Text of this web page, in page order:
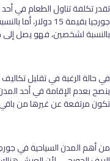
تقدر تكلفة تناول الطعام في
جورجيا بقيمة 15
بالنسبة لشخصين، فهو يصل إلى ما
في حالة الرغبة في تقليل
ينصح بعدم الإقامة في أحد
تكون مرتفعة عن غيرها من
من أهم المدن السياحية في